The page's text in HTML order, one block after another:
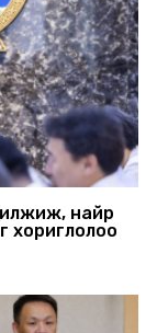
найр
хориглолоо